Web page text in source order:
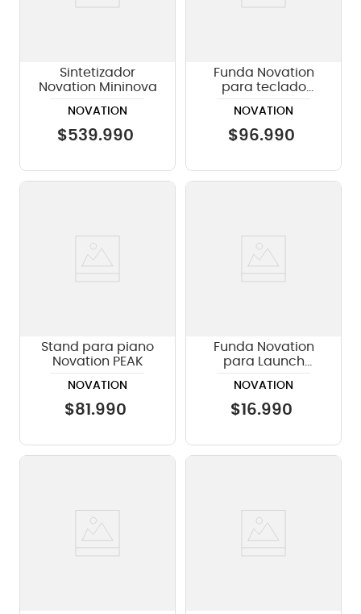
Sintetizador
Novation Mininova
NOVATION
$539.990
Funda Novation
para teclado
NOVATION
$96.990
Stand para piano
Novation PEAK
NOVATION
$81 .990
Funda Novation
para Launch
NOVATION
$16.990